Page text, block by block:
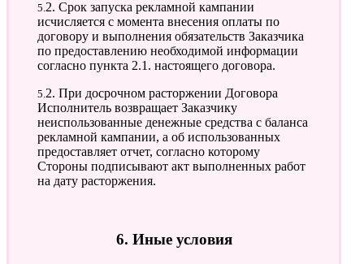
5.2. Срок запуска рекламной кампании
исчисляется с момента внесения оплаты по
договору и выполнения обязательств Заказчика
по предоставлению необходимой информации
согласно пункта 2.1. настоящего договора.
5.2. При досрочном расторжении Договора
Исполнитель возвращает Заказчику
неиспользованные денежные средства с баланса
рекламной кампании, а об использованных
предоставляет отчет, согласно которому
Стороны подписывают акт выполненных работ
на дату расторжения.
6. Иные условия